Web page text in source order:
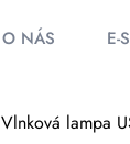
O NÁS E-
Vlnková lampa